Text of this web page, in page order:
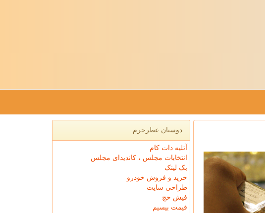
دوستان عطرحرم
آتلیه دات کام
انتخابات مجلس ، کاندیدای مجلس
بک لینک
خرید و فروش خودرو
طراحی سایت
فیش حج
قیمت بیسیم